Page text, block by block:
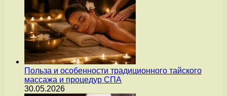
Польза и особенности традиционного тайского
массажа и процедур СПА
30.05.2026